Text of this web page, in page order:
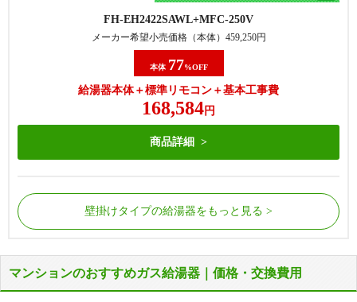
FH-EH2422SAWL MFC-250V
メーカー希望小売価格（本体） 459,250円
本体 77%OFF
給湯器本体＋標準リモコン＋基本工事費
168,584 円
商品詳細
壁掛けタイプの給湯器をもっと見る
屋外の床に据置で設置されているタイプの給湯器で
屋外の床に据置で設置されているタイプの給湯器で
マンションのおすすめガス給湯器｜価格・交換費用